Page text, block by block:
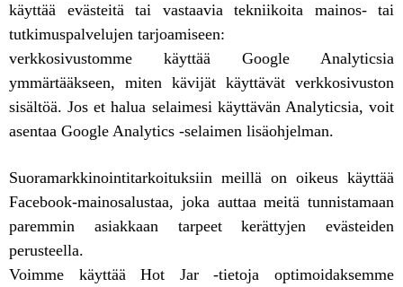
käyttää evästeitä tai vastaavia tekniikoita mainos- tai
tutkimuspalvelujen tarjoamiseen:
verkkosivustomme käyttää Google Analyticsia
ymmärtääkseen, miten kävijät käyttävät verkkosivuston
sisältöä. Jos et halua selaimesi käyttävän Analyticsia, voit
asentaa Google Analytics -selaimen lisäohjelman.
Suoramarkkinointitarkoituksiin meillä on oikeus käyttää
Facebook-mainosalustaa, joka auttaa meitä tunnistamaan
paremmin asiakkaan tarpeet kerättyjen evästeiden
perusteella.
Voimme käyttää Hot Jar -tietoja optimoidaksemme